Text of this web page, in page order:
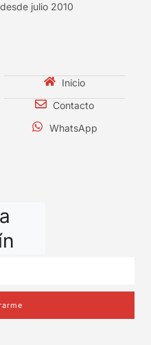
julio 2010
Inicio
Contacto
WhatsApp